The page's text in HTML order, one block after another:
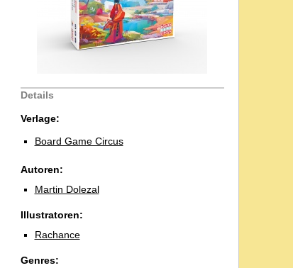
Details
Verlage:
Board Game Circus
Autoren:
Martin Dolezal
Illustratoren:
Rachance
Genres: